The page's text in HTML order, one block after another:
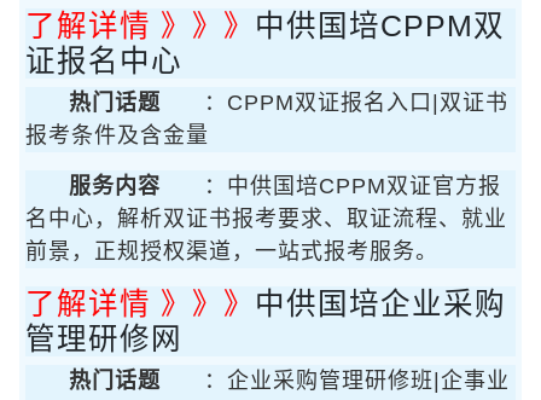
了解详情 》》》 中供国培CPPM双
证报名中心
热门话题
：CPPM双证报名入口|双证书
报考条件及含金量
服务内容
：中供国培CPPM双证官方报
名中心，解析双证书报考要求、取证流程、就业
前景，正规授权渠道，一站式报考服务。
了解详情 》》》 中供国培企业采购
管理研修网
热门话题
：企业采购管理研修班|企事业